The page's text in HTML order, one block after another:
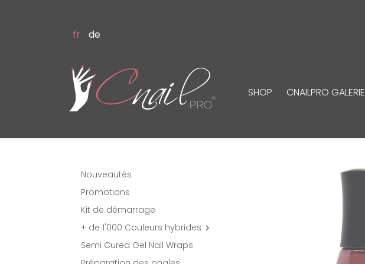
fr de
SHOP CNAILPRO GALERIE
Nouveautés
Promotions
Kit de démarrage
+ de 1'000 Couleurs hybrides 
Semi Cured Gel Nail Wraps